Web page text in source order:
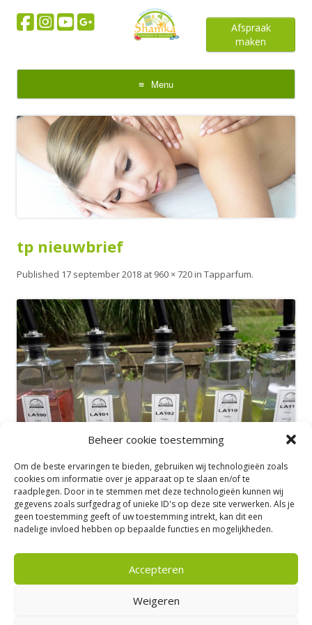
Beheer cookie toestemming
Om de beste ervaringen te bieden, gebruiken wij technologieën zoals
cookies om informatie over je apparaat op te slaan en/of te
raadplegen. Door in te stemmen met deze technologieën kunnen wij
gegevens zoals surfgedrag of unieke ID's op deze site verwerken. Als je
geen toestemming geeft of uw toestemming intrekt, kan dit een
nadelige invloed hebben op bepaalde functies en mogelijkheden.
Accepteren
Weigeren
Afspraak
maken
Menu
Skip
to
content
tp nieuwbrief
Published 17 september 2018 at 960 × 720in Tapparfum.
Meerkoetweg 50 – 8446 JZ Heerenveen | Tel: 06-53194824 |
info@massagepraktijkshanika.nl